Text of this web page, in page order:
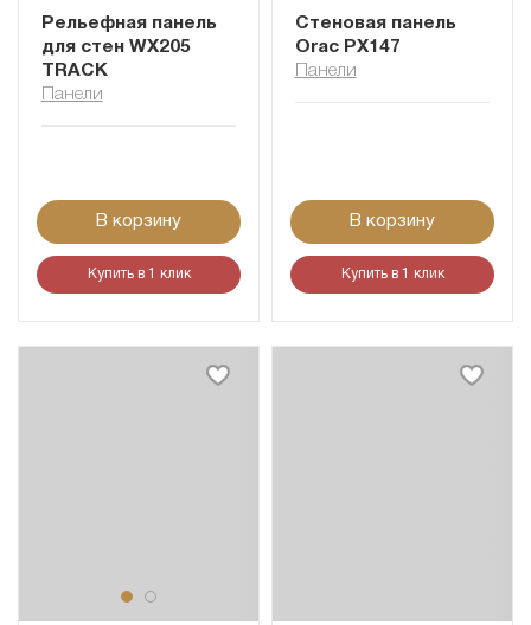
Рельефная панель
для стен WX205
TRACK
Панели
В корзину
Купить в 1 клик
Стеновая панель
Orac PX147
Панели
В корзину
Купить в 1 клик